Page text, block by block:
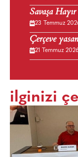
Savaşa
23 Temmuz
Çerçeve
21 Temmuz 2026
ilginizi